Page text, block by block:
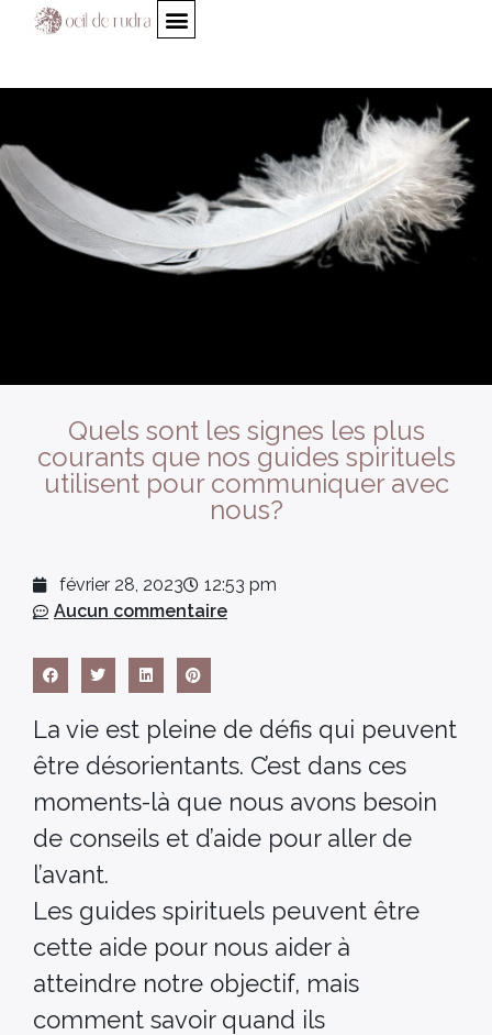
Quels sont les signes les plus
courants que nos guides spirituels
utilisent pour communiquer avec
nous?
février 28, 2023
12:53 pm
Aucun commentaire
La vie est pleine de défis qui peuvent
être désorientants. C’est dans ces
moments-là que nous avons besoin
de conseils et d’aide pour aller de
l’avant.
Les guides spirituels peuvent être
cette aide pour nous aider à
atteindre notre objectif, mais
comment savoir quand ils